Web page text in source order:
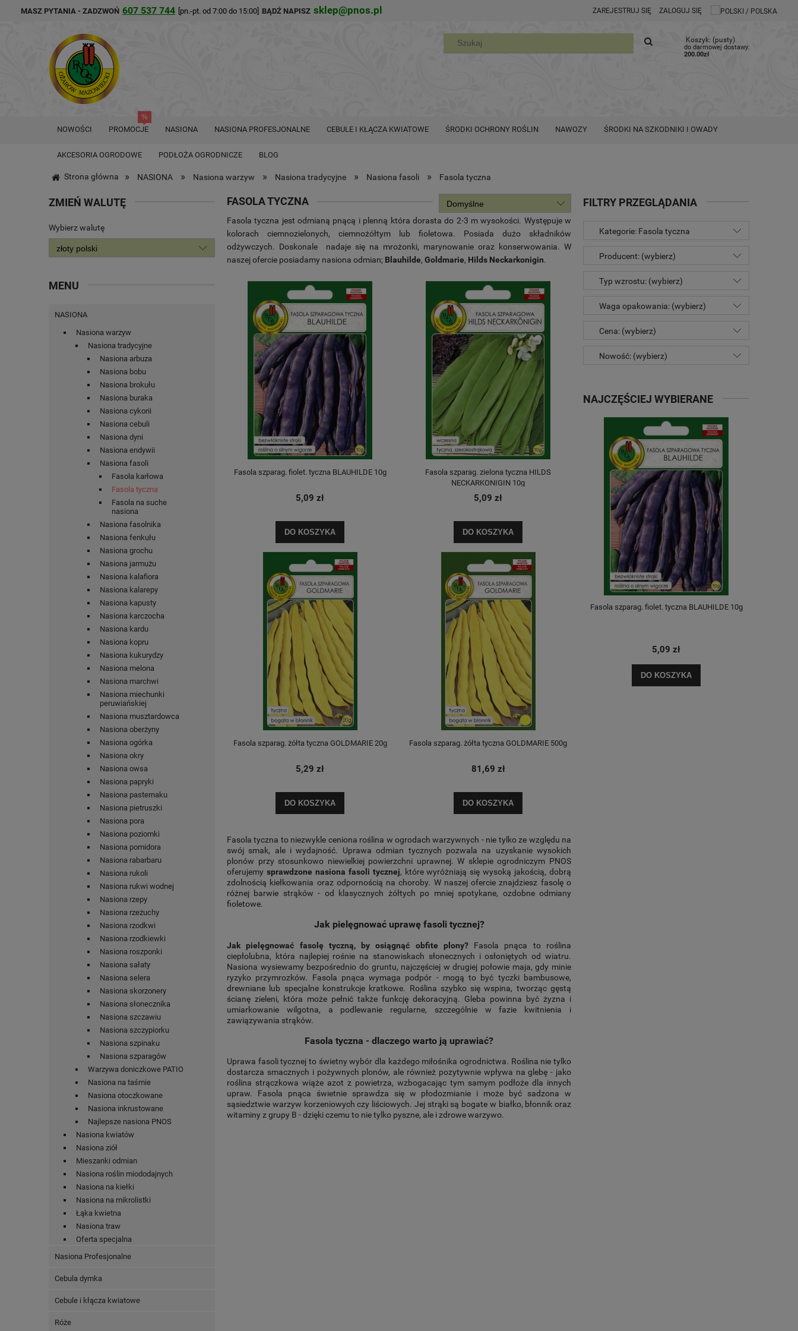
MASZ PYTANIA - ZADZWOŃ 607 537 744 [pn.-pt. od 7:00 do 15:00] BĄDŹ NAPISZ sklep@pnos.pl ZAREJESTRUJ SIĘ ZALOGUJ SIĘ
Koszyk: (pusty)
do darmowej dostawy:
200.00zł
NOWOŚCI PROMOCJE NASIONA NASIONA PROFESJONALNE CEBULE I KŁĄCZA KWIATOWE ŚRODKI OCHRONY ROŚLIN NAWOZY ŚRODKI NA SZKODNIKI I OWADY
AKCESORIA OGRODOWE PODŁOŻA OGRODNICZE BLOG
Strona główna » NASIONA » Nasiona warzyw » Nasiona tradycyjne » Nasiona fasoli » Fasola tyczna
ZMIEŃ WALUTĘ
Wybierz walutę
MENU
NASIONA
Nasiona warzyw
Nasiona tradycyjne
Nasiona arbuza
Nasiona bobu
Nasiona brokułu
Nasiona buraka
Nasiona cykorii
Nasiona cebuli
Nasiona dyni
Nasiona endywii
Nasiona fasoli
Fasola karłowa
Fasola tyczna
Fasola na suche
nasiona
Nasiona fasolnika
Nasiona fenkułu
Nasiona grochu
Nasiona jarmużu
Nasiona kalafiora
Nasiona kalarepy
Nasiona kapusty
Nasiona karczocha
Nasiona kardu
Nasiona kopru
Nasiona kukurydzy
Nasiona melona
Nasiona marchwi
Nasiona miechunki
peruwiańskiej
Nasiona musztardowca
Nasiona oberżyny
Nasiona ogórka
Nasiona okry
Nasiona owsa
Nasiona papryki
Nasiona pasternaku
Nasiona pietruszki
Nasiona pora
Nasiona poziomki
Nasiona pomidora
Nasiona rabarbaru
Nasiona rukoli
Nasiona rukwi wodnej
Nasiona rzepy
Nasiona rzeżuchy
Nasiona rzodkwi
Nasiona rzodkiewki
Nasiona roszponki
Nasiona sałaty
Nasiona selera
Nasiona skorzonery
Nasiona słonecznika
Nasiona szczawiu
Nasiona szczypiorku
Nasiona szpinaku
Nasiona szparagów
Warzywa doniczkowe PATIO
Nasiona na taśmie
Nasiona otoczkowane
Nasiona inkrustowane
Najlepsze nasiona PNOS
Nasiona kwiatów
Nasiona ziół
Mieszanki odmian
Nasiona roślin miododajnych
Nasiona na kiełki
Nasiona na mikrolistki
Łąka kwietna
Nasiona traw
Oferta specjalna
Nasiona Profesjonalne
Cebula dymka
Cebule i kłącza kwiatowe
Róże
FASOLA TYCZNA
Fasola tyczna jest odmianą pnącą i plenną która dorasta do 2-3 m wysokości. Występuje w
kolorach ciemnozielonych, ciemnożółtym lub fioletowa. Posiada dużo składników
odżywczych. Doskonale nadaje się na mrożonki, marynowanie oraz konserwowania. W
naszej ofercie posiadamy nasiona odmian; Blauhilde, Goldmarie, Hilds Neckarkonigin.
Fasola szparag. fiolet. tyczna BLAUHILDE 10g
5,09 zł
DO KOSZYKA
Fasola szparag. zielona tyczna HILDS
NECKARKONIGIN 10g
5,09 zł
DO KOSZYKA
Fasola szparag. żółta tyczna GOLDMARIE 20g
5,29 zł
DO KOSZYKA
Fasola szparag. żółta tyczna GOLDMARIE 500g
81,69 zł
DO KOSZYKA
Fasola tyczna to niezwykle ceniona roślina w ogrodach warzywnych - nie tylko ze względu na
swój smak, ale i wydajność. Uprawa odmian tycznych pozwala na uzyskanie wysokich
plonów przy stosunkowo niewielkiej powierzchni uprawnej. W sklepie ogrodniczym PNOS
oferujemy sprawdzone nasiona fasoli tycznej, które wyróżniają się wysoką jakością, dobrą
zdolnością kiełkowania oraz odpornością na choroby. W naszej ofercie znajdziesz fasolę o
różnej barwie strąków - od klasycznych żółtych po mniej spotykane, ozdobne odmiany
fioletowe.
Jak pielęgnować uprawę fasoli tycznej?
Jak pielęgnować fasolę tyczną, by osiągnąć obfite plony?Fasola pnąca to roślina
ciepłolubna, która najlepiej rośnie na stanowiskach słonecznych i osłoniętych od wiatru.
Nasiona wysiewamy bezpośrednio do gruntu, najczęściej w drugiej połowie maja, gdy minie
ryzyko przymrozków. Fasola pnąca wymaga podpór - mogą to być tyczki bambusowe,
drewniane lub specjalne konstrukcje kratkowe. Roślina szybko się wspina, tworząc gęstą
ścianę zieleni, która może pełnić także funkcję dekoracyjną. Gleba powinna być żyzna i
umiarkowanie wilgotna, a podlewanie regularne, szczególnie w fazie kwitnienia i
zawiązywania strąków.
Fasola tyczna - dlaczego warto ją uprawiać?
Uprawa fasoli tycznej to świetny wybór dla każdego miłośnika ogrodnictwa. Roślina nie tylko
dostarcza smacznych i pożywnych plonów, ale również pozytywnie wpływa na glebę - jako
roślina strączkowa wiąże azot z powietrza, wzbogacając tym samym podłoże dla innych
upraw. Fasola pnąca świetnie sprawdza się w płodozmianie i może być sadzona w
sąsiedztwie warzyw korzeniowych czy liściowych. Jej strąki są bogate w białko, błonnik oraz
witaminy z grupy B - dzięki czemu to nie tylko pyszne, ale i zdrowe warzywo.
FILTRY PRZEGLĄDANIA
Kategorie: Fasola tyczna
Producent: (wybierz)
Typ wzrostu: (wybierz)
Waga opakowania: (wybierz)
Cena: (wybierz)
Nowość: (wybierz)
NAJCZĘŚCIEJ WYBIERANE
Fasola szparag. fiolet. tyczna BLAUHILDE 10g
5,09 zł
DO KOSZYKA